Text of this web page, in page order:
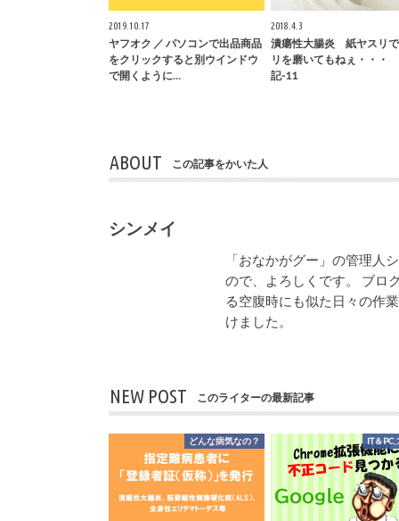
2019.10.17
ヤフオク ／ パソコンで出品商品
をクリックすると別ウインドウ
で開くように…
2018.4.3
潰瘍性大腸炎 紙ヤスリ
リを磨いてもねぇ・・・
記-11
ABOUT この記事をかいた人
シンメイ
「おなかがグー」の管理人
ので、よろしくです。 ブロ
る空腹時にも似た日々の作
けました。
NEW POST このライターの最新記事
どんな病気なの？ IT＆